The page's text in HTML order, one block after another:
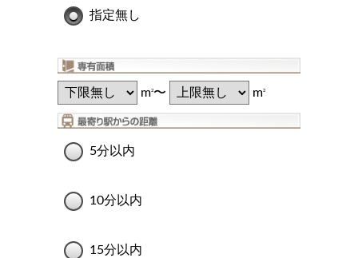
指定無し
m2〜 m2
5分以内
10分以内
15分以内